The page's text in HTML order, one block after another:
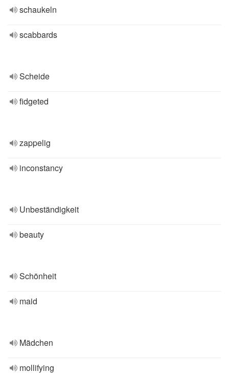
schaukeln
scabbards
Scheide
fidgeted
zappelig
inconstancy
Unbeständigkeit
beauty
Schönheit
maid
Mädchen
mollifying